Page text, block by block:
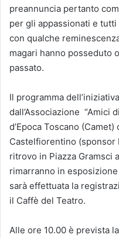
preannuncia pertanto
per gli appassionati e
con qualche
magari hanno posseduto
passato.
Il programma
dall’Associazione “Amici
d’Epoca Toscano
Castelfiorentino (sponsor
ritrovo in Piazza Gramsci
rimarranno in
sarà effettuata la
il Caffè del Teatro.
Alle ore 10.00 è prevista